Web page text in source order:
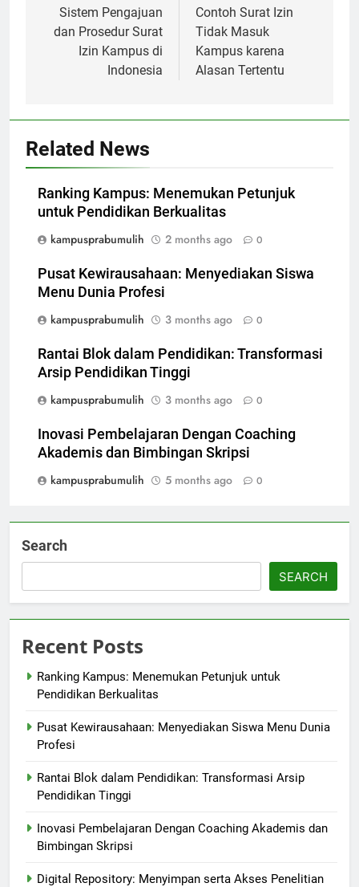
navigation
Sistem Pengajuan
dan Prosedur Surat
Izin Kampus di
Indonesia
Contoh Surat Izin
Tidak Masuk
Kampus karena
Alasan Tertentu
Related News
Ranking Kampus: Menemukan Petunjuk
untuk Pendidikan Berkualitas
kampusprabumulih
2 months ago 0
Pusat Kewirausahaan: Menyediakan Siswa
Menu Dunia Profesi
kampusprabumulih
3 months ago 0
Rantai Blok dalam Pendidikan: Transformasi
Arsip Pendidikan Tinggi
kampusprabumulih
3 months ago 0
Inovasi Pembelajaran Dengan Coaching
Akademis dan Bimbingan Skripsi
kampusprabumulih
5 months ago 0
Search
SEARCH
Recent Posts
Ranking Kampus: Menemukan Petunjuk untuk
Pendidikan Berkualitas
Pusat Kewirausahaan: Menyediakan Siswa Menu Dunia
Profesi
Rantai Blok dalam Pendidikan: Transformasi Arsip
Pendidikan Tinggi
Inovasi Pembelajaran Dengan Coaching Akademis dan
Bimbingan Skripsi
Digital Repository: Menyimpan serta Akses Penelitian